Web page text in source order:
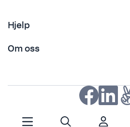
Hjelp
Ofte stilte spørsmål
Om oss
Kjøpsvilkår